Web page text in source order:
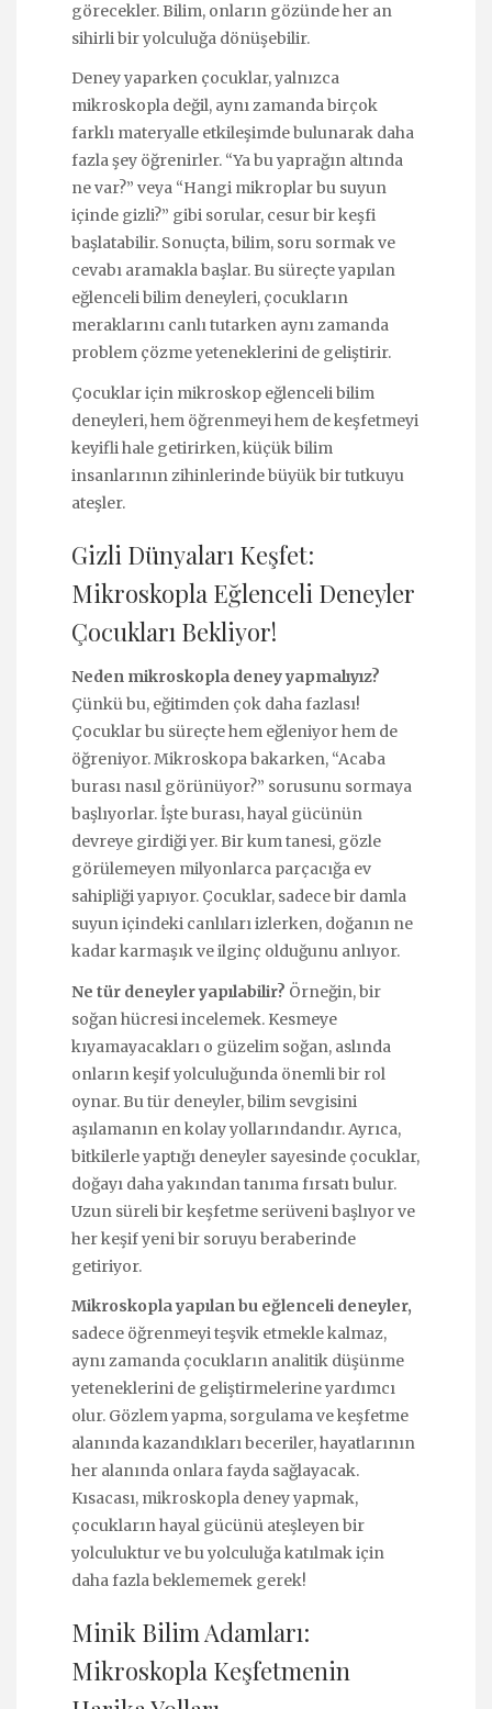
görecekler. Bilim, onların gözünde her an
sihirli bir yolculuğa dönüşebilir.
Deney yaparken çocuklar, yalnızca
mikroskopla değil, aynı zamanda birçok
farklı materyalle etkileşimde bulunarak daha
fazla şey öğrenirler. “Ya bu yaprağın altında
ne var?” veya “Hangi mikroplar bu suyun
içinde gizli?” gibi sorular, cesur bir keşfi
başlatabilir. Sonuçta, bilim, soru sormak ve
cevabı aramakla başlar. Bu süreçte yapılan
eğlenceli bilim deneyleri, çocukların
meraklarını canlı tutarken aynı zamanda
problem çözme yeteneklerini de geliştirir.
Çocuklar için mikroskop eğlenceli bilim
deneyleri, hem öğrenmeyi hem de keşfetmeyi
keyifli hale getirirken, küçük bilim
insanlarının zihinlerinde büyük bir tutkuyu
ateşler.
Gizli Dünyaları Keşfet:
Mikroskopla Eğlenceli Deneyler
Çocukları Bekliyor!
Neden mikroskopla deney yapmalıyız?
Çünkü bu, eğitimden çok daha fazlası!
Çocuklar bu süreçte hem eğleniyor hem de
öğreniyor. Mikroskopa bakarken, “Acaba
burası nasıl görünüyor?” sorusunu sormaya
başlıyorlar. İşte burası, hayal gücünün
devreye girdiği yer. Bir kum tanesi, gözle
görülemeyen milyonlarca parçacığa ev
sahipliği yapıyor. Çocuklar, sadece bir damla
suyun içindeki canlıları izlerken, doğanın ne
kadar karmaşık ve ilginç olduğunu anlıyor.
Ne tür deneyler yapılabilir? Örneğin, bir
soğan hücresi incelemek. Kesmeye
kıyamayacakları o güzelim soğan, aslında
onların keşif yolculuğunda önemli bir rol
oynar. Bu tür deneyler, bilim sevgisini
aşılamanın en kolay yollarındandır. Ayrıca,
bitkilerle yaptığı deneyler sayesinde çocuklar,
doğayı daha yakından tanıma fırsatı bulur.
Uzun süreli bir keşfetme serüveni başlıyor ve
her keşif yeni bir soruyu beraberinde
getiriyor.
Mikroskopla yapılan bu eğlenceli deneyler,
sadece öğrenmeyi teşvik etmekle kalmaz,
aynı zamanda çocukların analitik düşünme
yeteneklerini de geliştirmelerine yardımcı
olur. Gözlem yapma, sorgulama ve keşfetme
alanında kazandıkları beceriler, hayatlarının
her alanında onlara fayda sağlayacak.
Kısacası, mikroskopla deney yapmak,
çocukların hayal gücünü ateşleyen bir
yolculuktur ve bu yolculuğa katılmak için
daha fazla beklememek gerek!
Minik Bilim Adamları:
Mikroskopla Keşfetmenin